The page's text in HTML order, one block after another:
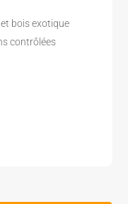
bois exotique
contrôlées